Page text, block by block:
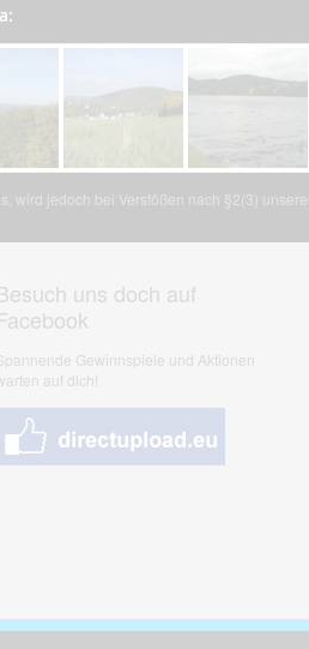
jedoch bei Verstößen nach §2(3) unserer
uns doch auf
Gewinnspiele und Aktionen
auf dich!